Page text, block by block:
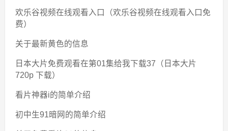
欢乐谷视频在线观看入口（欢乐谷视频在线观看入口免
费）
关于最新黄色的信息
日本大片免费观看在第01集给我下载37（日本大片
720p 下载）
看片神器i的简单介绍
初中生91暗网的简单介绍